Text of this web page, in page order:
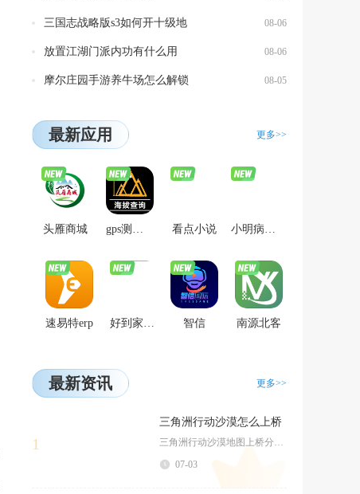
三国志战略版s3如何开十级地 08-06
放置江湖门派内功有什么用 08-06
摩尔庄园手游养牛场怎么解锁 08-05
最新应用 更多>>
头雁商城 gps测量海拔高度 看点小说 小明病历本
速易特erp 好到家合伙人 智信 南源北客
最新资讯 更多>>
1
三角洲行动沙漠怎么上桥
三角洲行动沙漠地图上桥分为两条稳定路线，一条是依托建筑夹缝的鼠道潜行路线，另一条是利用集装...
07-03